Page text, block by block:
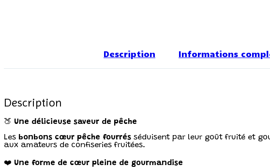
Description Informations
Description
🍑 Une délicieuse saveur de pêche
Les bonbons cœur pêche fourrés séduisent par leur goût fruité et
aux amateurs de confiseries fruitées.
❤️ Une forme de cœur pleine de gourmandise